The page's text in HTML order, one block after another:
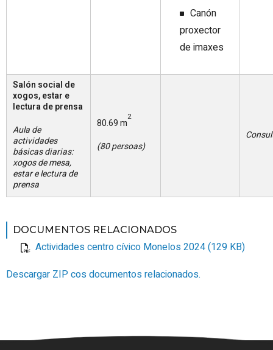
Canón
proxector
de imaxes
Salón social de
xogos, estar e
lectura de prensa
Aula de
actividades
básicas diarias:
xogos de mesa,
estar e lectura de
prensa
80.69 m2
(80 persoas)
DOCUMENTOS RELACIONADOS
Actividades centro cívico Monelos 2024 (129 KB)
Descargar ZIP cos documentos relacionados.